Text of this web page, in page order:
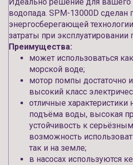
водопада. SPM-13000D сделан
энергосберегающей
затраты при
Преимущества:
может использоваться
морской воде;
мотор помпы достаточно
высокий класс
отличные характеристики
подъёма воды, высокая
устойчивость к
возможность
так и на земле;
в насосах используются